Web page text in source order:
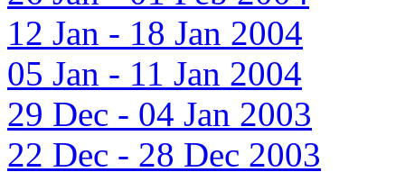
12 Jan - 18 Jan 2004
05 Jan - 11 Jan 2004
29 Dec - 04 Jan 2003
22 Dec - 28 Dec 2003